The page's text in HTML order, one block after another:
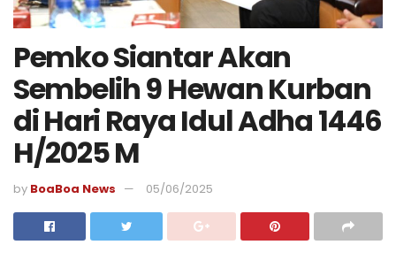
Pemko Siantar Akan
Sembelih 9 Hewan Kurban
di Hari Raya Idul Adha 1446
H/2025 M
by BoaBoa News 05/06/2025